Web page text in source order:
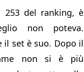
253 del ranking, è
non poteva.
il set è suo. Dopo il
non si è più